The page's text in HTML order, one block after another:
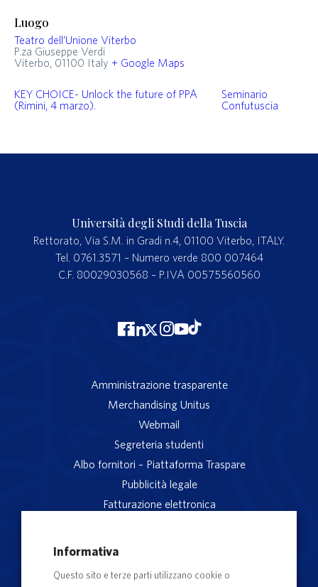
Luogo
Teatro dell’Unione Viterbo
P.za Giuseppe Verdi
Viterbo 01100 Italy + Google Maps
KEY CHOICE- Unlock the future of PPA
(Rimini, 4 marzo).
Seminario
Confutuscia
Università degli Studi della Tuscia
Rettorato, Via S.M. in Gradi n.4, 01100 Viterbo, ITALY.
Tel. 0761.3571 – Numero verde 800 007464
C.F. 80029030568 – P.IVA 00575560560
Amministrazione trasparente
Merchandising Unitus
Webmail
Segreteria studenti
Albo fornitori – Piattaforma Traspare
Pubblicità legale
Fatturazione elettronica
Servizio reclami
Informativa
Questo sito e terze parti utilizzano cookie o